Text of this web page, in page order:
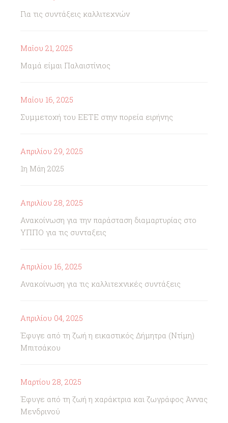
Για τις συντάξεις καλλιτεχνών
Μαΐου 21, 2025
Μαμά είμαι Παλαιστίνιος
Μαΐου 16, 2025
Συμμετοχή του ΕΕΤΕ στην πορεία ειρήνης
Απριλίου 29, 2025
1η Μάη 2025
Απριλίου 28, 2025
Ανακοίνωση για την παράσταση διαμαρτυρίας στο
ΥΠΠΟ για τις συνταξεις
Απριλίου 16, 2025
Ανακοίνωση για τις καλλιτεχνικές συντάξεις
Απριλίου 04, 2025
Έφυγε από τη ζωή η εικαστικός Δήμητρα (Ντίμη)
Μπιτσάκου
Μαρτίου 28, 2025
Έφυγε από τη ζωή η χαράκτρια και ζωγράφος Άννας
Μενδρινού